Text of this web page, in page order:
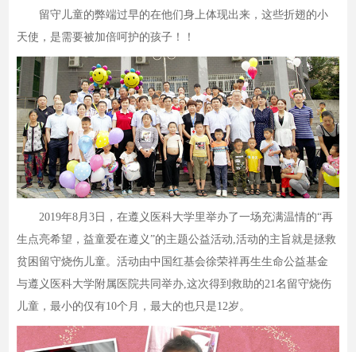
留守儿童的弊端过早的在他们身上体现出来，这些折翅的小
天使，是需要被加倍呵护的孩子！！
2019年8月3日，在遵义医科大学里举办了一场充满温情的“再
生点亮希望，益童爱在遵义”的主题公益活动,活动的主旨就是拯救
贫困留守烧伤儿童。活动由中国红基会徐荣祥再生生命公益基金
与遵义医科大学附属医院共同举办,这次得到救助的21名留守烧伤
儿童，最小的仅有10个月，最大的也只是12岁。